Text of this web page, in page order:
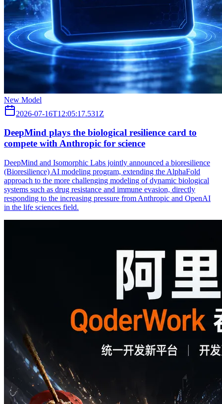
New Model
2026-07-16T12:05:17.531Z
DeepMind plays the biological resilience card to
compete with Anthropic for science
DeepMind and Isomorphic Labs jointly announced a bioresilience
(Bioresilience) AI modeling program, extending the AlphaFold
approach to the more challenging modeling of dynamic biological
systems such as drug resistance and immune evasion, directly
responding to the increasing pressure from Anthropic and OpenAI
in the life sciences field.